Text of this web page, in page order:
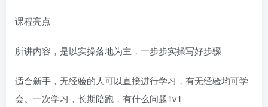
课程亮点
所讲内容，是以实操落地为主，一步步实操写好步骤
适合新手，无经验的人可以直接进行学习，有无经验均可学
会。一次学习，长期陪跑，有什么问题1v1